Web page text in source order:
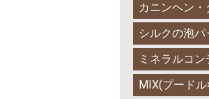
カニンヘン
シルクの泡
ミネラルコ
MIX(プード